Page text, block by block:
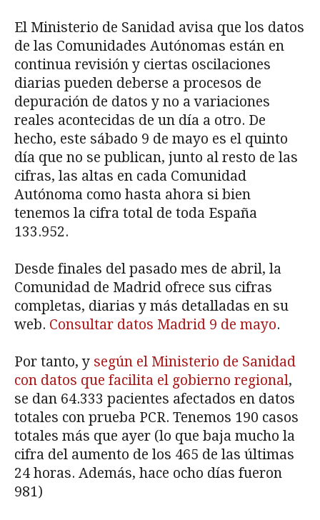
El Ministerio de Sanidad avisa que los datos
de las Comunidades Autónomas están en
continua revisión y ciertas oscilaciones
diarias pueden deberse a procesos de
depuración de datos y no a variaciones
reales acontecidas de un día a otro. De
hecho, este sábado 9 de mayo es el quinto
día que no se publican, junto al resto de las
cifras, las altas en cada Comunidad
Autónoma como hasta ahora si bien
tenemos la cifra total de toda España
133.952.
Desde finales del pasado mes de abril, la
Comunidad de Madrid ofrece sus cifras
completas, diarias y más detalladas en su
web. Consultar datos Madrid 9 de mayo.
Por tanto, y según el Ministerio de Sanidad
con datos que facilita el gobierno regional,
se dan 64.333 pacientes afectados en datos
totales con prueba PCR. Tenemos 190 casos
totales más que ayer (lo que baja mucho la
cifra del aumento de los 465 de las últimas
24 horas. Además, hace ocho días fueron
981)